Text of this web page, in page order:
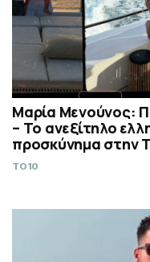
Μαρία Μενούνος:
– Το ανεξίτηλο
προσκύνημα στην
TO10